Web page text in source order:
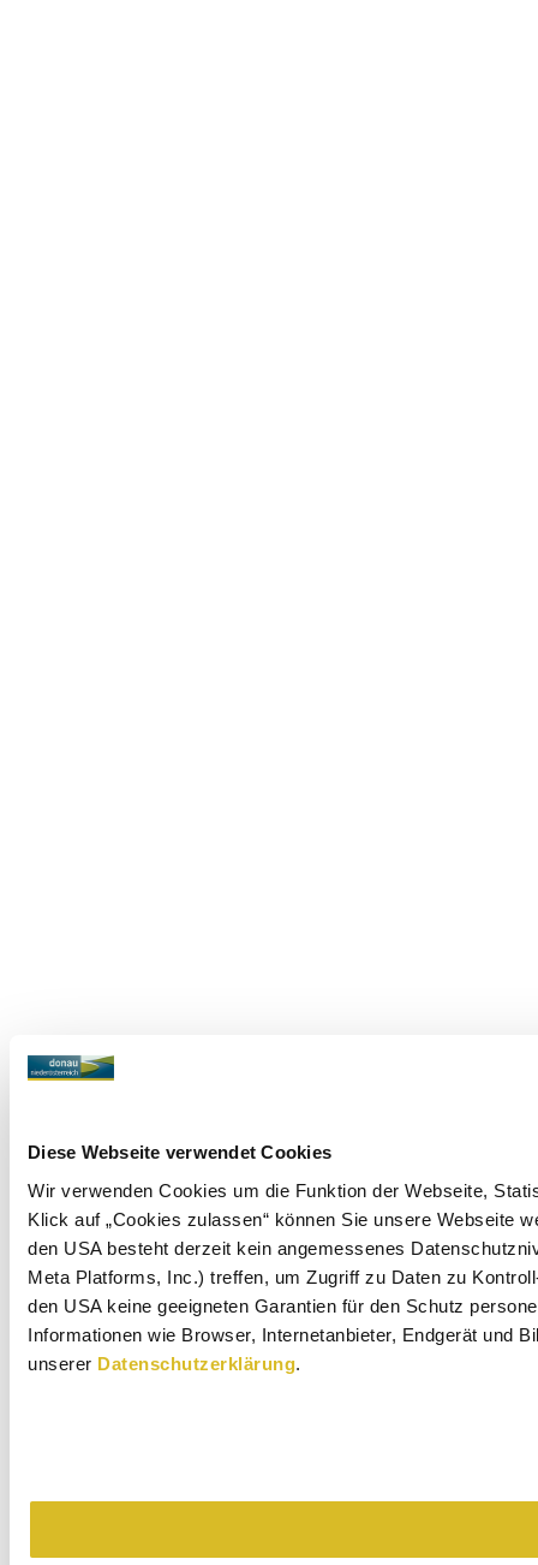
Diese Webseite verwendet Cookies
Wir verwenden Cookies um die Funktion der Webseite,
Klick auf „Cookies zulassen“ können Sie unsere Webseite
den USA besteht derzeit kein angemessenes
Meta Platforms, Inc.) treffen, um Zugriff zu Daten zu
den USA keine geeigneten Garantien für den Schutz
Informationen wie Browser, Internetanbieter, Endgerät und
unserer Datenschutzerklärung.